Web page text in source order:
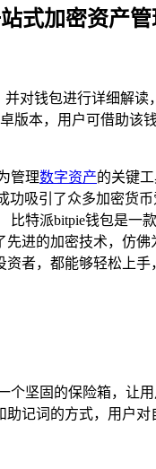
式加密资产
对钱包进行详细解
版本，用户可借助
管理数字资产的关键
吸引了众多加密货
特派bitpie钱包是
进的加密技术，仿佛
者，都能够轻松上手
个坚固的保险箱，
记词的方式，用户